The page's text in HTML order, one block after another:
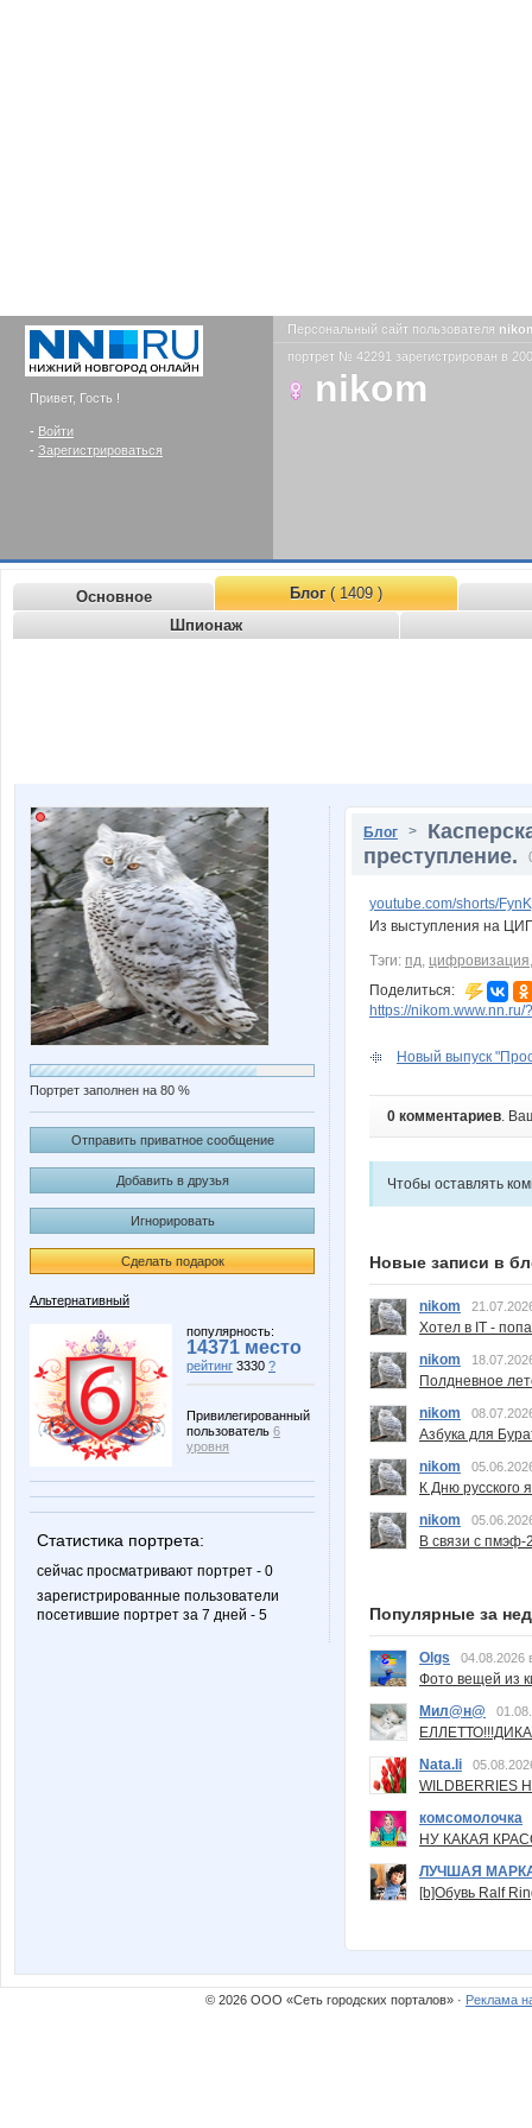
Привет, Гость !
- Войти
- Зарегистрироваться
Персональный сайт пользователя
портрет № 42291 зарегистрирован в
nikom
Основное Блог( 1409 )
Шпионаж
Портрет заполнен на 80 %
Отправить приватное сообщение
Добавить в друзья
Игнорировать
Сделать подарок
Альтернативный
популярность:
14371 место
рейтинг 3330 ?
Привилегированный
пользователь 6
уровня
Статистика портрета:
сейчас просматривают портрет - 0
зарегистрированные пользователи
посетившие портрет за 7 дней - 5
Блог >
преступление.
youtube.com/shorts/
Из выступления на
Тэги: пд, цифровизация
Поделиться:
https://nikom.www.nn.ru/
Новый выпуск
0 комментариев.
Чтобы оставлять
Новые записи в
nikom
Хотел в IT -
nikom
Полдневное
nikom
Азбука для
nikom
К Дню русского
nikom
В связи с пмэф-
Популярные за
Olgs 04.08.2026
Фото вещей из
Мил@н@
Nata.li
комсомолочка
НУ КАКАЯ
ЛУЧШАЯ
[b]Обувь Ralf
© 2026 ООО «Сеть городских порталов» · Реклама